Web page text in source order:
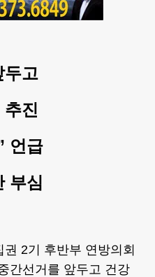
두고
진
언급
부심
2기 후반부 연방의회
간선거를 앞두고 건강